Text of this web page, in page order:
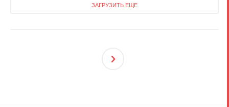
ЗАГРУЗИТЬ ЕЩЕ
Ующ